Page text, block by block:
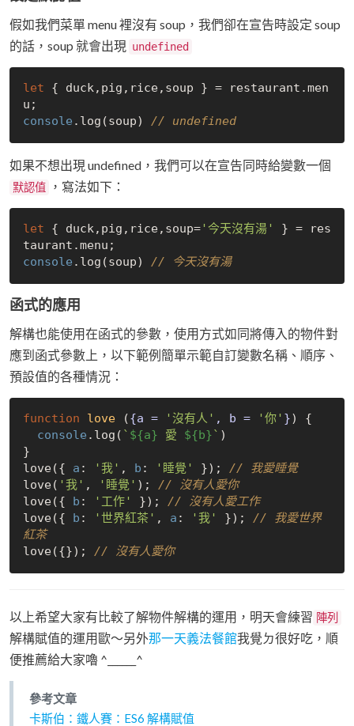
假如我們菜單 menu 裡沒有 soup，我們卻在宣告時設定 soup
的話，soup 就會出現 undefined
let { duck,pig,rice,soup } = restaurant.men
console .log(soup) // undefined
如果不想出現 undefined，我們可以在宣告同時給變數一個
默認值 ，寫法如下：
let { duck,pig,rice,soup='今天沒有湯'
} = res
console .log(soup) // 今天沒有湯
函式的應用
解構也能使用在函式的參數，使用方式如同將傳入的物件對
應到函式參數上，以下範例簡單示範自訂變數名稱、順序、
預設值的各種情況：
function love ({a = '沒有人' , b = '你' }) {
console .log( ` ${a} 愛 ${b}` )
}
love({ a : '我' , b : '睡覺' }); // 我愛睡覺
love( '我' , '睡覺' ); // 沒有人愛你
love({ b : '工作' }); // 沒有人愛工作
love({ b : '世界紅茶' , a : '我' }); // 我愛世界
紅茶
love({}); // 沒有人愛你
以上希望大家有比較了解物件解構的運用，明天會練習 陣列
解構賦值的運用歐～另外那一天義法餐館我覺ㄉ很好吃，順
便推薦給大家嚕 ^______^
參考文章
卡斯伯：鐵人賽：ES6 解構賦值